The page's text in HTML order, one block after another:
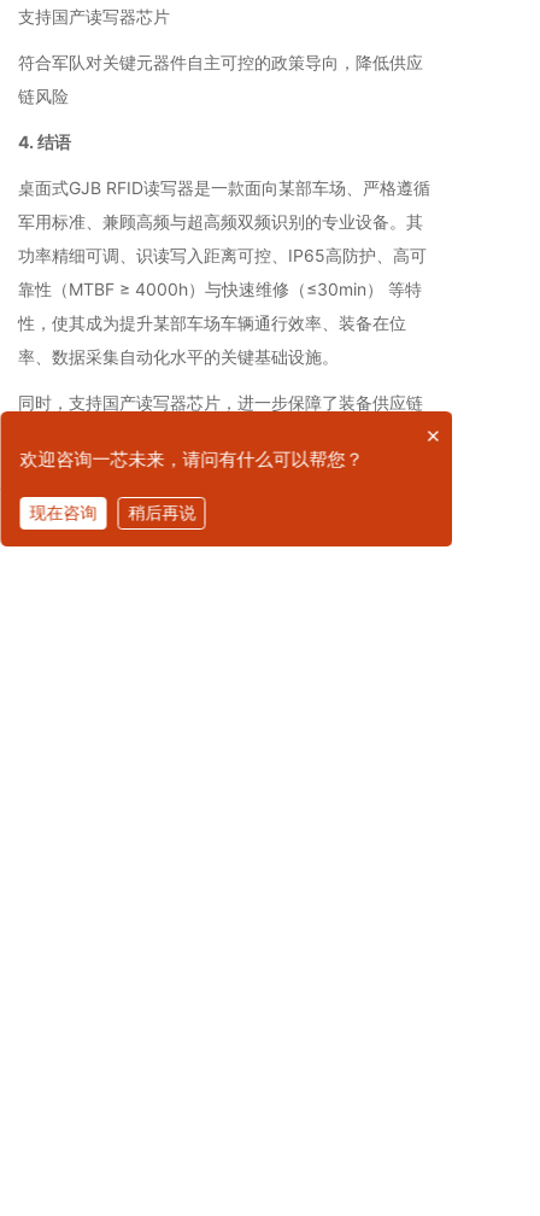
支持国产读写器芯片
符合军队对关键元器件自主可控的政策导向，降低供应
链风险
4. 结语
桌面式GJB RFID读写器是一款面向某部车场、严格遵循
军用标准、兼顾高频与超高频双频识别的专业设备。其
功率精细可调、识读写入距离可控、IP65高防护、高可
靠性（MTBF ≥ 4000h）与快速维修（≤30min） 等特
性，使其成为提升某部车场车辆通行效率、装备在位
率、数据采集自动化水平的关键基础设施。
同时，支持国产读写器芯片，进一步保障了装备供应链
工位、弹药器材库等多种军用场景。
上一篇：车场综合管理软件系统：全要素、全流程、智
×
欢迎咨询一芯未来，请问有什么可以帮您？
现在咨询 稍后再说拨打电话